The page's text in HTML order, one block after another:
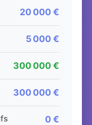
20 000 €
5 000 €
300 000 €
300 000 €
0 €